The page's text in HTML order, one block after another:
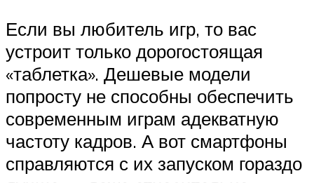
Если вы любитель игр, то вас
устроит только дорогостоящая
«таблетка». Дешевые модели
попросту не способны обеспечить
современным играм адекватную
частоту кадров. А вот смартфоны
справляются с их запуском гораздо